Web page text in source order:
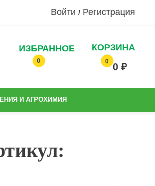
Войти / Регистрация
ИЗБРАННОЕ
0
КОРЗИНА
0
0 ₽
И АГРОХИМИЯ